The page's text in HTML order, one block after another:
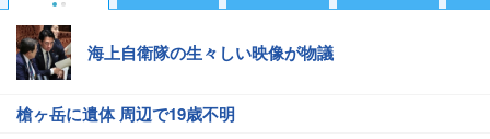
海上自衛隊の生々しい映像が物議
槍ヶ岳に遺体 周辺で19歳不明